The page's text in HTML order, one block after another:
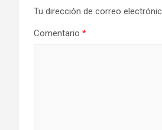
Tu dirección de correo
Comentario *